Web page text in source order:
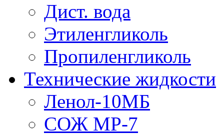
Дист. вода
Этиленгликоль
Пропиленгликоль
Технические жидкости
Ленол-10МБ
СОЖ МР-7